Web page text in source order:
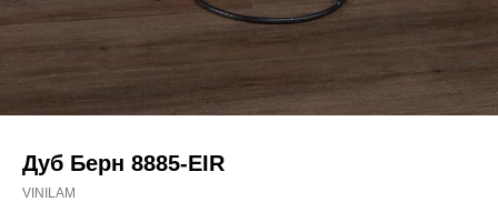
Дуб Берн 8885-EIR
VINILAM